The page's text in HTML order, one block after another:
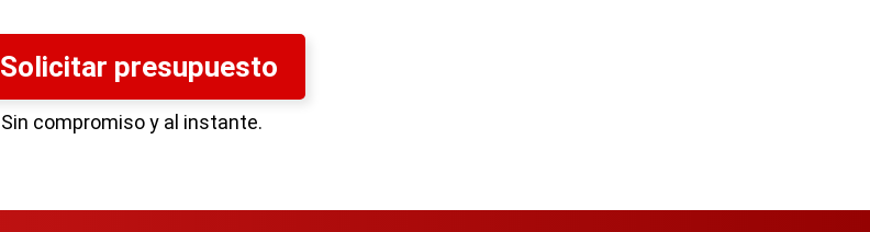
Solicitar presupuesto
Sin compromiso y al instante.